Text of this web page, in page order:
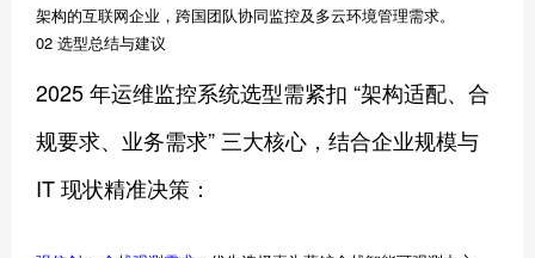
架构的互联网企业，跨国团队协同监控及多云环境管理需求。
02 选型总结与建议
2025 年运维监控系统选型需紧扣 “架构适配、合
规要求、业务需求” 三大核心，结合企业规模与
IT 现状精准决策：